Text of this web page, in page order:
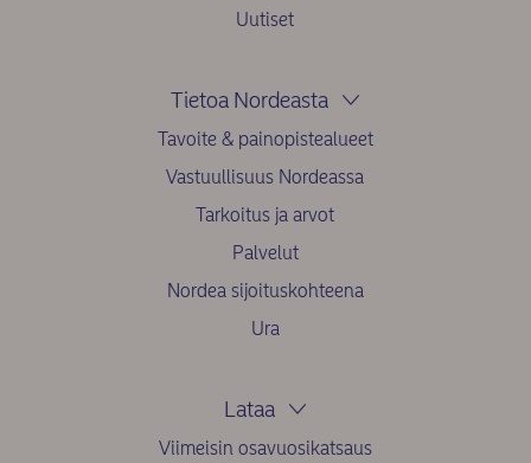
Uutiset
Tietoa Nordeasta
Tavoite & painopistealueet
Vastuullisuus Nordeassa
Tarkoitus ja arvot
Palvelut
Nordea sijoituskohteena
Ura
Lataa
Viimeisin osavuosikatsaus